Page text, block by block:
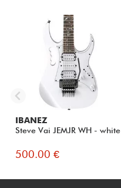
IBANEZ
Steve Vai JEMJR WH - white
500.00 €